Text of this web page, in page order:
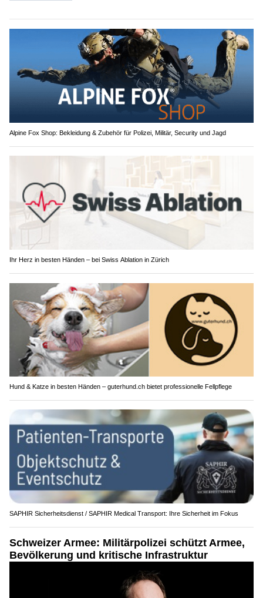
Alpine Fox Shop: Bekleidung & Zubehör für Polizei, Militär, Security und Jagd
Ihr Herz in besten Händen – bei Swiss Ablation in Zürich
Hund & Katze in besten Händen – guterhund.ch bietet professionelle Fellpflege
SAPHIR Sicherheitsdienst / SAPHIR Medical Transport: Ihre Sicherheit im Fokus
Schweizer Armee: Militärpolizei schützt Armee,
Bevölkerung und kritische Infrastruktur